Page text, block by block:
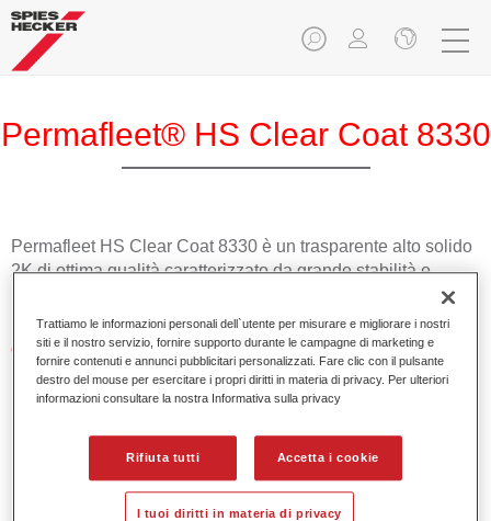
Permafleet® HS Clear Coat 8330
Permafleet HS Clear Coat 8330 è un trasparente alto solido
2K di ottima qualità caratterizzato da grande stabilità e
Caratteristiche del prodotto
Facile applicazione su grandi superfici.
Versatilità di utilizzo.
Good anti-graffiti properties with the mixing ratio of 5:3 by
Trattiamo le informazioni personali dell`utente per misurare e migliorare i nostri
siti e il nostro servizio, fornire supporto durante le campagne di marketing e
fornire contenuti e annunci pubblicitari personalizzati. Fare clic con il pulsante
destro del mouse per esercitare i propri diritti in materia di privacy. Per ulteriori
informazioni consultare la nostra Informativa sulla privacy
Rifiuta tutti Accetta i cookie
I tuoi diritti in materia di privacy